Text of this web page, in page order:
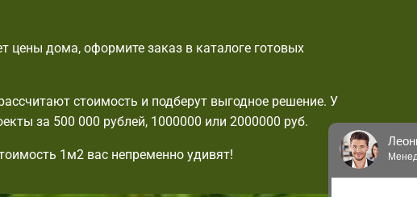
цены дома, оформите заказ в каталоге готовых
стоимость и подберут выгодное решение. У
за 500 000 рублей, 1000000 или 2000000 руб.
1м2 вас непременно удивят!